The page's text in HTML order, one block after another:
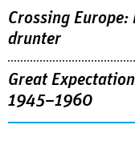
Crossing
drunter
Great
1945–1960